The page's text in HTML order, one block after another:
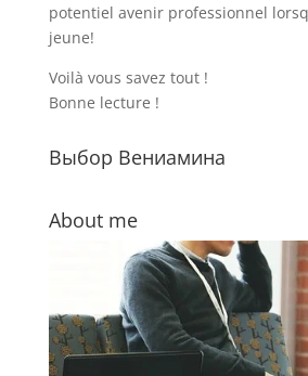
potentiel avenir professionnel
jeune!
Voilà vous savez tout !
Bonne lecture !
Выбор Вениамина
About me